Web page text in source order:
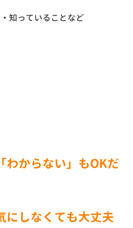
知っていることなど
わからない」もOKだ
にしなくても大丈夫